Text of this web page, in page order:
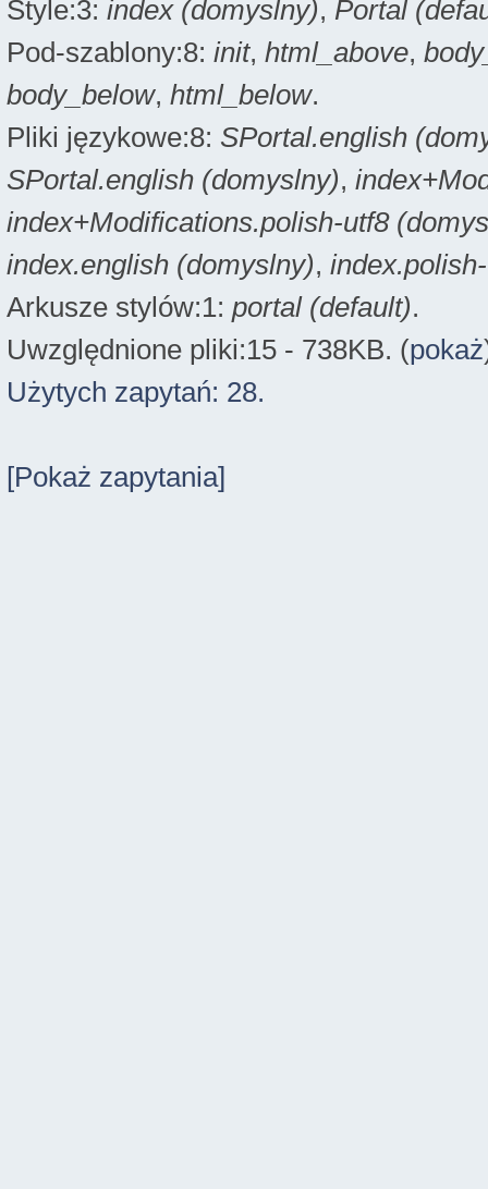
Style:3: index (domyslny), Portal
Pod-szablony:8: init, html_above,
body_below, html_below.
Pliki językowe:8: SPortal.english
SPortal.english (domyslny),
index+Modifications.polish-utf8
index.english (domyslny),
Arkusze stylów:1: portal (default).
Uwzględnione pliki:15 - 738KB. (pokaż
Użytych zapytań: 28.
[Pokaż zapytania]